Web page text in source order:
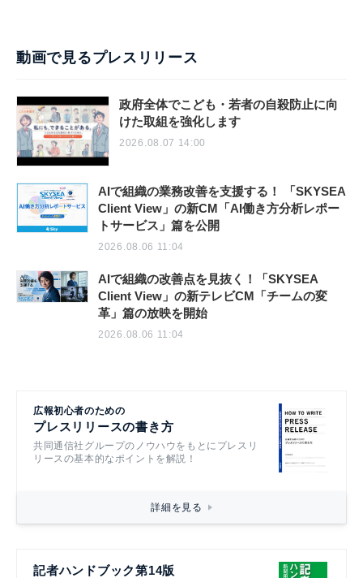
動画で見るプレスリリース
政府全体でこども・若者の自殺防止に向
けた取組を強化します
2026.08.07 14:00
AIで組織の業務改善を支援する！ 「SKYSEA
Client View」の新CM「AI働き方分析レポー
トサービス」篇を公開
2026.08.06 11:04
AIで組織の改善点を見抜く！「SKYSEA
Client View」の新テレビCM「チームの変
革」篇の放映を開始
2026.08.06 11:04
広報初心者のための
プレスリリースの書き方
共同通信社グループのノウハウをもとにプレスリ
リースの基本的なポイントを解説！
詳細を見る
記者ハンドブック第14版